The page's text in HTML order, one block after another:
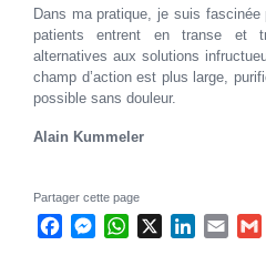
Dans ma pratique, je suis
patients entrent en transe et
alternatives aux solutions
champ d’action est plus large,
possible sans douleur.
Alain Kummeler
Partager cette page
FacebookMessenger
WhatsAppLinkedIn
Email